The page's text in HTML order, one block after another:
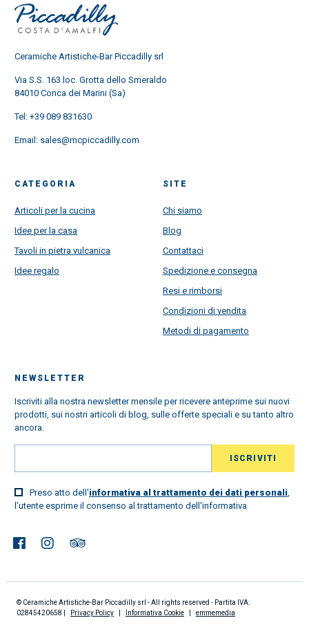
Ceramiche Artistiche-Bar Piccadilly srl
Via S.S. 163 loc. Grotta dello Smeraldo
84010 Conca dei Marini (Sa)
Tel: +39 089 831630
Email: sales@mcpiccadilly.com
CATEGORIA
Articoli per la cucina
Idee per la casa
Tavoli in pietra vulcanica
Idee regalo
SITE
Chi siamo
Blog
Contattaci
Spedizione e consegna
Resi e rimborsi
Condizioni di vendita
Metodi di pagamento
NEWSLETTER
Iscriviti alla nostra newsletter mensile per ricevere anteprime sui nuovi
prodotti, sui nostri articoli di blog, sulle offerte speciali e su tanto altro
ancora.
Preso atto dell'informativa al trattamento dei dati personali,
l'utente esprime il consenso al trattamento dell'informativa
© Ceramiche Artistiche-Bar Piccadilly srl - All rights reserved - Partita IVA:
02845420658 |
Privacy Policy Informativa Cookie emmemedia